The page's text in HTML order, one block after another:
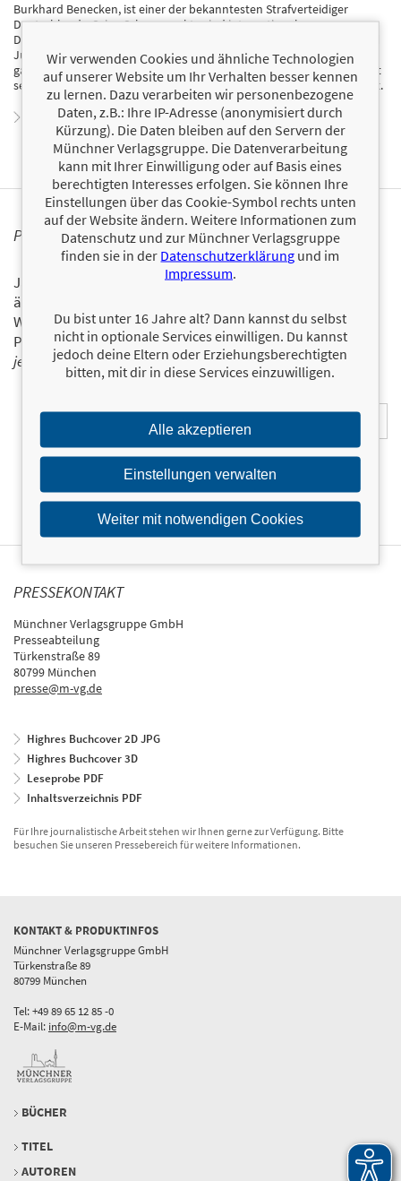
Burkhard Benecken, ist einer der bekanntesten Strafverteidiger
Deutschlands. Seine Schwerpunkte sind internationaler
Drogenhandel, Geldwäsche, Gewaltdelikte, Sexualstrafverfahren und
Jugendstrafrecht. Benecken verteidigt nicht nur Strafsachen im
ganzen Bundesgebiet, sondern auch im europäischen Ausland. Er hat
seinen Kanzleisitz im Ruhrgebiet, einem Schmelztigel der Kriminalität.
Zum Profil von Burkhard Benecken
PERSONALISIERTE PRODUKTINFORMATIONEN
Ja, ich will über interessante Neuerscheinungen und
ähnliche Produkte informiert werden.
Wir halten Sie per E-Mail auf dem aktuellen Stand über das
Programm der Münchner Verlagsgruppe.Tragen Sie sich
jetzt ein!
PRESSEKONTAKT
Münchner Verlagsgruppe GmbH
Presseabteilung
Türkenstraße 89
80799 München
presse@m-vg.de
Highres Buchcover 2D JPG
Highres Buchcover 3D
Leseprobe PDF
Inhaltsverzeichnis PDF
Für Ihre journalistische Arbeit stehen wir Ihnen gerne zur Verfügung. Bitte
besuchen Sie unseren Pressebereich für weitere Informationen.
KONTAKT & PRODUKTINFOS
Münchner Verlagsgruppe GmbH
Türkenstraße 89
80799 München
Tel: +49 89 65 12 85 -0
E-Mail: info@m-vg.de
BÜCHER
TITEL
AUTOREN
Wir verwenden Cookies und ähnliche Technologien
auf unserer Website um Ihr Verhalten besser kennen
zu lernen. Dazu verarbeiten wir personenbezogene
Daten, z.B.: Ihre IP-Adresse (anonymisiert durch
Kürzung). Die Daten bleiben auf den Servern der
Münchner Verlagsgruppe. Die Datenverarbeitung
kann mit Ihrer Einwilligung oder auf Basis eines
berechtigten Interesses erfolgen. Sie können Ihre
Einstellungen über das Cookie-Symbol rechts unten
auf der Website ändern. Weitere Informationen zum
Datenschutz und zur Münchner Verlagsgruppe
finden sie in der Datenschutzerklärung und im
Impressum.
Du bist unter 16 Jahre alt? Dann kannst du selbst
nicht in optionale Services einwilligen. Du kannst
jedoch deine Eltern oder Erziehungsberechtigten
bitten, mit dir in diese Services einzuwilligen.
Alle akzeptieren
Einstellungen verwalten
Weiter mit notwendigen Cookies